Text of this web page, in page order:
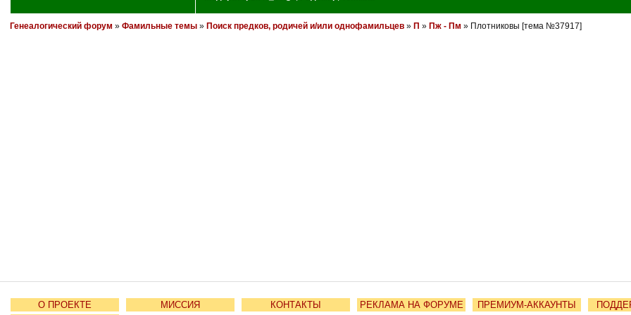
Генеалогический форум » Фамильные темы» Поиск предков, родичей и/или однофамильцев» П » Пж - Пм » Плотниковы [тема №37917]
О ПРОЕКТЕ МИССИЯ КОНТАКТЫ РЕКЛАМА НА ФОРУМЕ ПРЕМИУМ-АККАУНТЫ